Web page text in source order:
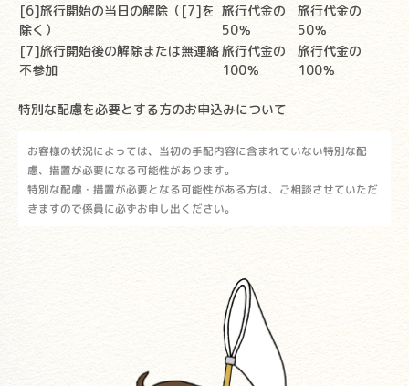
[6]旅行開始の当日の解除（[7]を
除く）
旅行代金の
50％
旅行代金の
50％
[7]旅行開始後の解除または無連絡
不参加
旅行代金の
100％
旅行代金の
100％
特別な配慮を必要とする方のお申込みについて
お客様の状況によっては、当初の手配内容に含まれていない特別な配
慮、措置が必要になる可能性があります。
特別な配慮・措置が必要となる可能性がある方は、ご相談させていただ
きますので係員に必ずお申し出ください。